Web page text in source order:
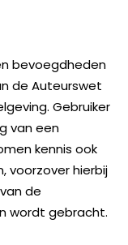
bevoegdheden
de Auteurswet
Gebruiker
van een
kennis ook
voorzover hierbij
de
wordt gebracht.